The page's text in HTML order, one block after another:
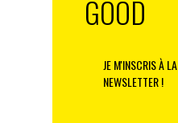
GOOD
JE M'INSCRIS À LA
NEWSLETTER !